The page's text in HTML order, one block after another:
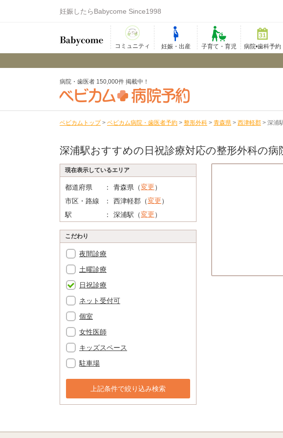
妊娠したらBabycome Since1998
コミュニティ 妊娠・出産 子育て・育児 病院•歯科予約
病院・歯医者 150,000件 掲載中！
ベビカムトップ > ベビカム病院・歯医者予約 > 整形外科 > 青森県 > 西津軽郡 > 深浦
深浦駅おすすめの日祝診療対応の整形外科の病
現在表示しているエリア
都道府県 青森県（変更）
市区・路線
西津軽郡（変更）
駅
深浦駅（変更）
こだわり
夜間診療
土曜診療
日祝診療
ネット受付可
個室
女性医師
キッズスペース
駐車場
上記条件で絞り込み検索